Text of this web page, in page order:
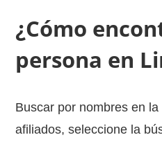
¿Cómo
persona en
Buscar por nombres en
afiliados, seleccione la